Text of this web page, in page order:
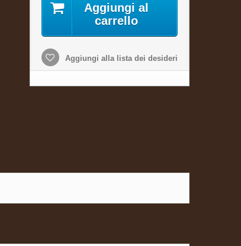
Aggiungi al
carrello
Aggiungi alla lista dei desideri